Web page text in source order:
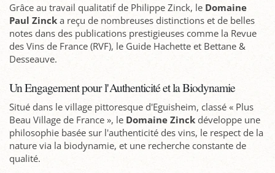
Grâce au travail qualitatif de Philippe Zinck, le Domaine
Paul Zinck a reçu de nombreuses distinctions et de belles
notes dans des publications prestigieuses comme la Revue
des Vins de France (RVF), le Guide Hachette et Bettane &
Desseauve.
Un Engagement pour l'Authenticité et la Biodynamie
Situé dans le village pittoresque d'Eguisheim, classé « Plus
Beau Village de France », le Domaine Zinck développe une
philosophie basée sur l'authenticité des vins, le respect de la
nature via la biodynamie, et une recherche constante de
qualité.